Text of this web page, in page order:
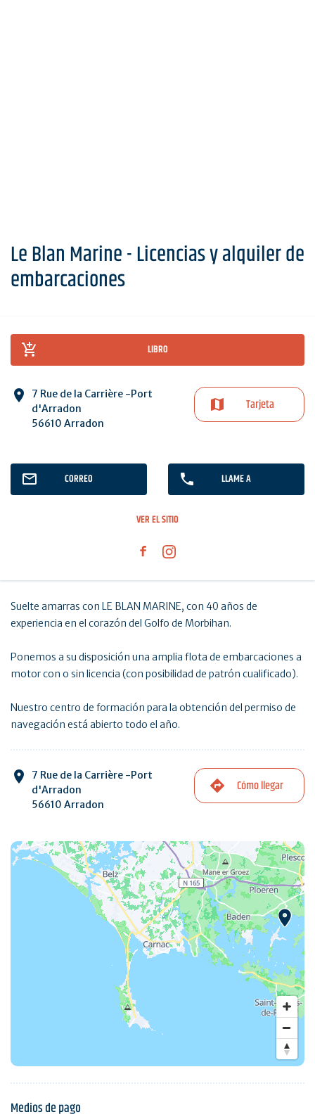
Le Blan Marine - Licencias y alquiler de
embarcaciones
LIBRO
7 Rue de la Carrière -Port
d'Arradon
56610 Arradon
Tarjeta
CORREO LLAME A
VER EL SITIO
Suelte amarras con LE BLAN MARINE, con 40 años de
experiencia en el corazón del Golfo de Morbihan.
Ponemos a su disposición una amplia flota de embarcaciones a
motor con o sin licencia (con posibilidad de patrón cualificado).
Nuestro centro de formación para la obtención del permiso de
navegación está abierto todo el año.
7 Rue de la Carrière -Port
d'Arradon
56610 Arradon
Cómo llegar
Medios de pago